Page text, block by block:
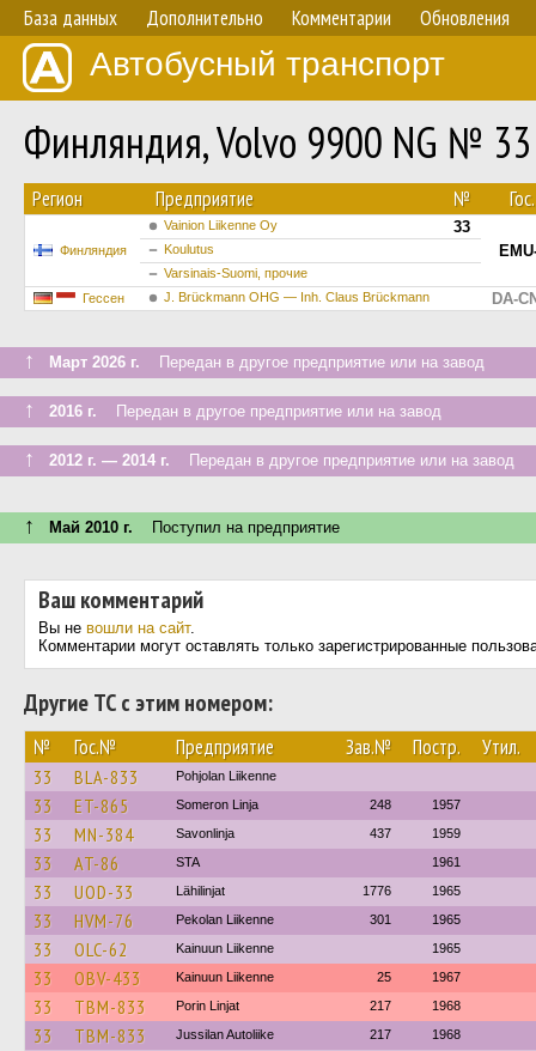
База данных Дополнительно Комментарии Обновления
Автобусный транспорт
Финляндия, Volvo 9900 NG № 33
Регион Предприятие №
Финляндия
Vainion Liikenne Oy
33
Koulutus
Varsinais-Suomi, прочие
Гессен
J. Brückmann OHG — Inh. Claus Brückmann DA-
↑ Март 2026 г. Передан в другое предприятие или на завод
↑ 2016 г. Передан в другое предприятие или на завод
↑ 2012 г. — 2014 г. Передан в другое предприятие или на завод
↑ Май 2010 г. Поступил на предприятие
Ваш комментарий
Вы не вошли на сайт.
Комментарии могут оставлять только зарегистрированные
Другие ТС с этим номером:
№ Гос.№ Предприятие Зав.№ Постр. Утил.
33 BLA-833 Pohjolan Liikenne
33 ET-865 Someron Linja 248 1957
33 MN-384 Savonlinja 437 1959
33 AT-86 STA 1961
33 UOD-33 Lähilinjat 1776 1965
33 HVM-76 Pekolan Liikenne 301 1965
33 OLC-62 Kainuun Liikenne 1965
33 OBV-433 Kainuun Liikenne 25 1967
33 TBM-833 Porin Linjat 217 1968
33 TBM-833 Jussilan Autoliike 217 1968